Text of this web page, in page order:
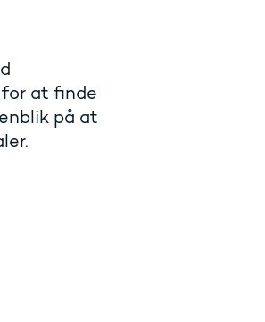
at finde
på at